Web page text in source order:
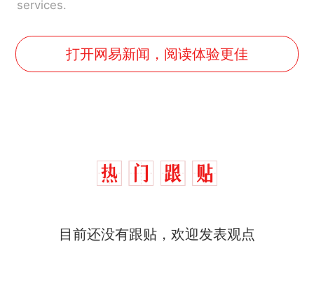
services.
打开网易新闻，阅读体验更佳
目前还没有跟贴，欢迎发表观点
全部作废，公平么？